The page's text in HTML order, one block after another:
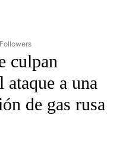
"CNN-SPANISH" TO RECEIVE
culpan
ataque a una
de gas rusa